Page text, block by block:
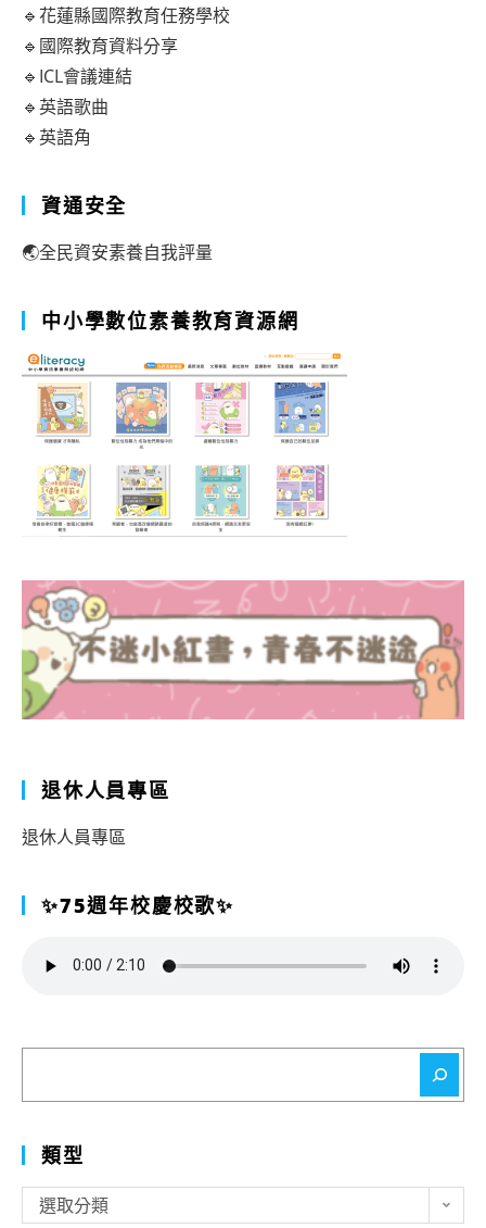
🔹花蓮縣國際教育任務學校
🔹國際教育資料分享
🔹ICL會議連結
🔹英語歌曲
🔹英語角
資通安全
🌏全民資安素養自我評量
中小學數位素養教育資源網
退休人員專區
退休人員專區
✨75週年校慶校歌✨
類型
選取分類